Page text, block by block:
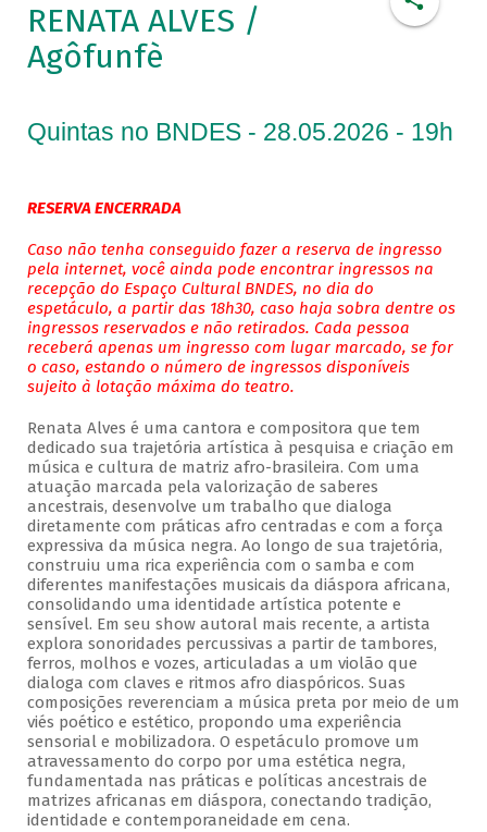
RENATA ALVES /
Agôfunfè
Quintas no BNDES - 28.05.2026 - 19h
RESERVA ENCERRADA
Caso não tenha conseguido fazer a reserva de ingresso
pela internet, você ainda pode encontrar ingressos na
recepção do Espaço Cultural BNDES, no dia do
espetáculo, a partir das 18h30, caso haja sobra dentre os
ingressos reservados e não retirados. Cada pessoa
receberá apenas um ingresso com lugar marcado, se for
o caso, estando o número de ingressos disponíveis
sujeito à lotação máxima do teatro.
Renata Alves é uma cantora e compositora que tem
dedicado sua trajetória artística à pesquisa e criação em
música e cultura de matriz afro-brasileira. Com uma
atuação marcada pela valorização de saberes
ancestrais, desenvolve um trabalho que dialoga
diretamente com práticas afro centradas e com a força
expressiva da música negra. Ao longo de sua trajetória,
construiu uma rica experiência com o samba e com
diferentes manifestações musicais da diáspora africana,
consolidando uma identidade artística potente e
sensível. Em seu show autoral mais recente, a artista
explora sonoridades percussivas a partir de tambores,
ferros, molhos e vozes, articuladas a um violão que
dialoga com claves e ritmos afro diaspóricos. Suas
composições reverenciam a música preta por meio de um
viés poético e estético, propondo uma experiência
sensorial e mobilizadora. O espetáculo promove um
atravessamento do corpo por uma estética negra,
fundamentada nas práticas e políticas ancestrais de
matrizes africanas em diáspora, conectando tradição,
identidade e contemporaneidade em cena.